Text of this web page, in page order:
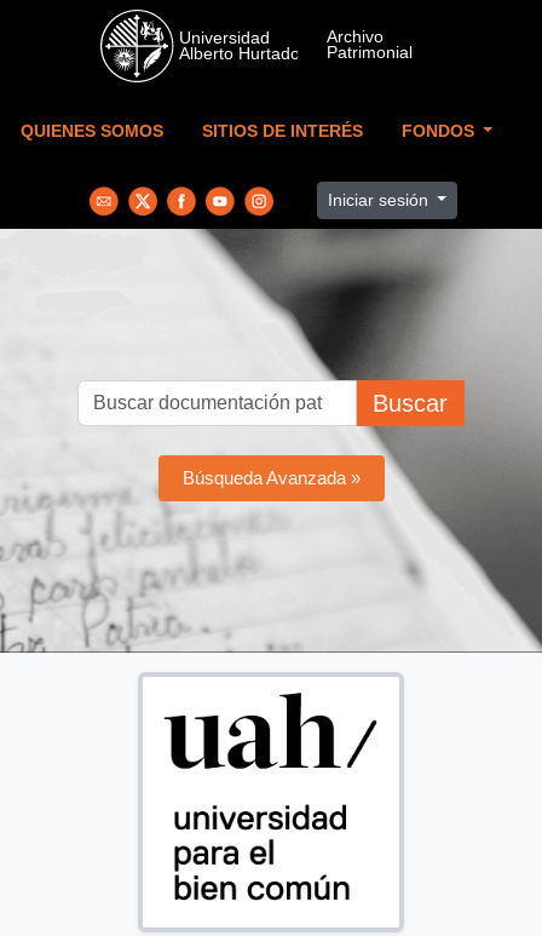
Skip to main content
QUIENES SOMOS SITIOS DE INTERÉS FONDOS
Iniciar sesión
Buscar
Búsqueda Avanzada »